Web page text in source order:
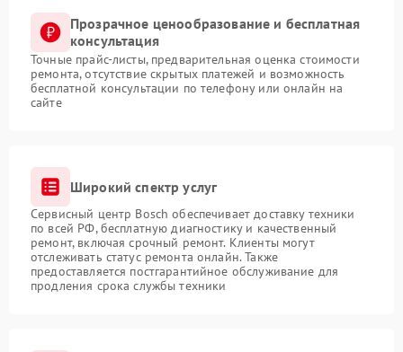
Прозрачное ценообразование и бесплатная
консультация
Точные прайс-листы, предварительная оценка стоимости
ремонта, отсутствие скрытых платежей и возможность
бесплатной консультации по телефону или онлайн на
сайте
Широкий спектр услуг
Сервисный центр Bosch обеспечивает доставку техники
по всей РФ, бесплатную диагностику и качественный
ремонт, включая срочный ремонт. Клиенты могут
отслеживать статус ремонта онлайн. Также
предоставляется постгарантийное обслуживание для
продления срока службы техники